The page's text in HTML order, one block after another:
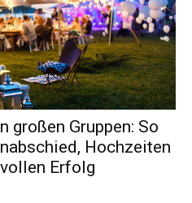
großen Gruppen: So
Hochzeiten
Erfolg